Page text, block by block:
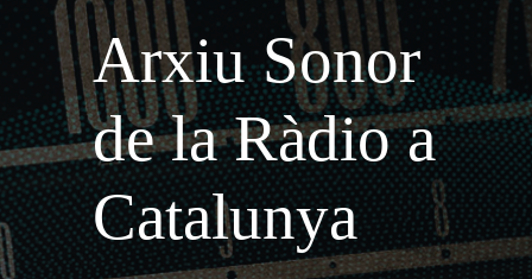
Arxiu Sonor
de la Ràdio a
Catalunya